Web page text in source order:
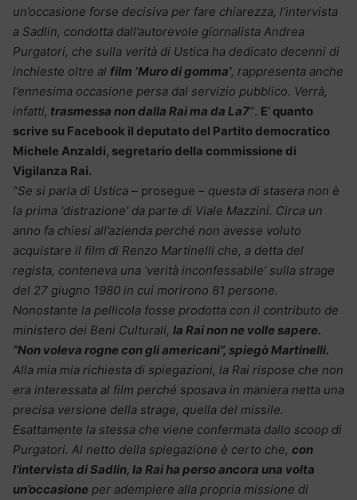
un’occasione forse decisiva per fare chiarezza, l’intervista
a Sadlin, condotta dall’autorevole giornalista Andrea
Purgatori, che sulla verità di Ustica ha dedicato decenni di
inchieste oltre al film ‘Muro di gomma’, rappresenta anche
l’ennesima occasione persa dal servizio pubblico. Verrà,
infatti, trasmessa non dalla Rai ma da La7“. E’ quanto
scrive su Facebook il deputato del Partito democratico
Michele Anzaldi, segretario della commissione di
Vigilanza Rai.
“Se si parla di Ustica – prosegue – questa di stasera non è
la prima ‘distrazione’ da parte di Viale Mazzini. Circa un
anno fa chiesi all’azienda perché non avesse voluto
acquistare il film di Renzo Martinelli che, a detta del
regista, conteneva una ‘verità inconfessabile’ sulla strage
del 27 giugno 1980 in cui morirono 81 persone.
Nonostante la pellicola fosse prodotta con il contributo de
ministero dei Beni Culturali, la Rai non ne volle sapere.
“Non voleva rogne con gli americani”, spiegò Martinelli.
Alla mia mia richiesta di spiegazioni, la Rai rispose che non
era interessata al film perché sposava in maniera netta una
precisa versione della strage, quella del missile.
Esattamente la stessa che viene confermata dallo scoop di
Purgatori. Al netto della spiegazione è certo che, con
l’intervista di Sadlin, la Rai ha perso ancora una volta
un’occasione per adempiere alla propria missione di